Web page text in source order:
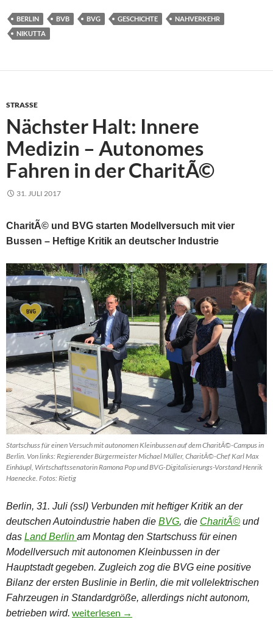
BERLIN BVB BVG GESCHICHTE
NAHVERKEHR
NIKUTTA
STRASSE
Nächster Halt: Innere
Medizin – Autonomes
Fahren in der CharitÃ©
31. JULI 2017
CharitÃ© und BVG starten Modellversuch mit vier
Bussen – Heftige Kritik an deutscher Industrie
Startschuss für einen Versuch mit autonomen Kleinbussen auf dem CharitÃ©-Campus in
Berlin. Von links: Regierender Bürgermeister Michael Müller, CharitÃ©-Chef Karl Max
Einhäupl, Wirtschaftssenatorin Ramona Pop und BVG-Digitalisierungs-Vorstand Henrik
Haenecke. Fotos: Rietig
Berlin, 31. Juli (ssl) Verbunden mit heftiger Kritik an der
deutschen Autoindustrie haben die BVG, die CharitÃ© und
das Land Berlin am Montag den Startschuss für einen
Modellversuch mit autonomen Kleinbussen in der
Hauptstadt gegeben. Zugleich zog die BVG eine positive
Bilanz der ersten Buslinie in Berlin, die mit vollelektrischen
Fahrzeugen in Standardgröße, allerdings nicht autonom,
betrieben wird. Nächster Halt: Innere Medizin – Autonomes
weiterlesen →